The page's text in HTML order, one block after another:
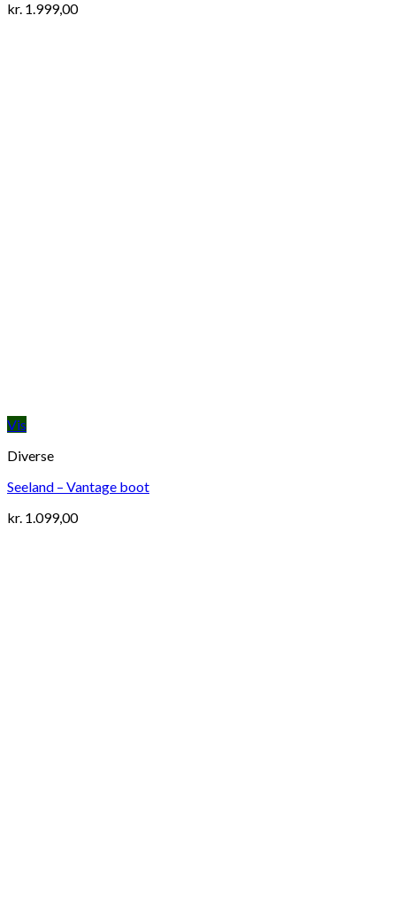
kr. 1.999,00
Vis
Diverse
Seeland – Vantage boot
kr. 1.099,00